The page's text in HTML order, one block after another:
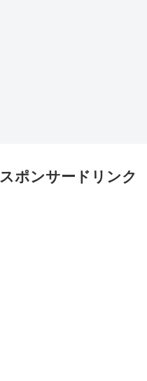
スポンサードリンク